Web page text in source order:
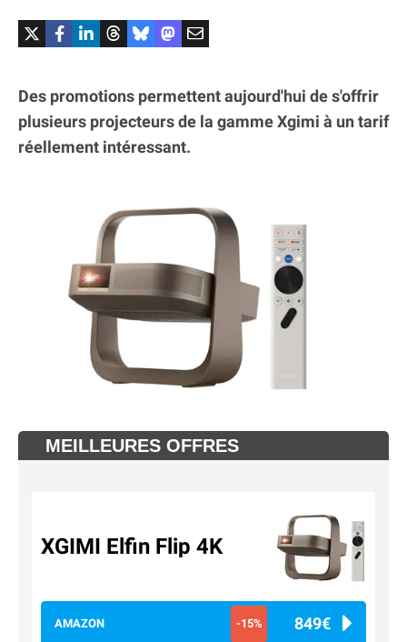
Des promotions permettent aujourd'hui de s'offrir
plusieurs projecteurs de la gamme Xgimi à un tarif
réellement intéressant.
MEILLEURES OFFRES
XGIMI Elfin Flip 4K
AMAZON -15% 849€